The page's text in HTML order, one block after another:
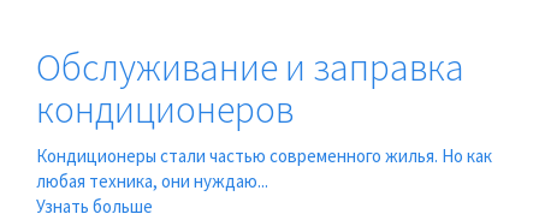
Обслуживание и заправка
кондиционеров
Кондиционеры стали частью современного жилья. Но как
любая техника, они нуждаю...
Узнать больше